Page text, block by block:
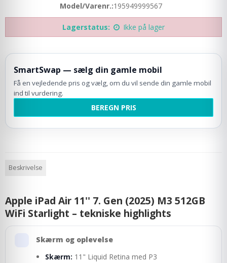
Model/Varenr.:195949999567
Lagerstatus: Ikke på lager
SmartSwap — sælg din gamle mobil
Få en vejledende pris og vælg, om du vil sende din gamle mobil
ind til vurdering.
BEREGN PRIS
Beskrivelse
Apple iPad Air 11'' 7. Gen (2025) M3 512GB
WiFi Starlight – tekniske highlights
Skærm og oplevelse
Skærm: 11" Liquid Retina med P3